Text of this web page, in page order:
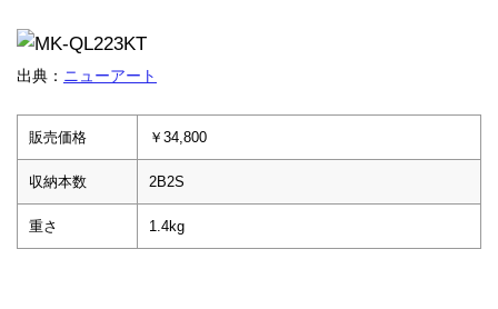
出典： ニューアート
販売価格 ￥34,800
収納本数 2B2S
重さ 1.4kg